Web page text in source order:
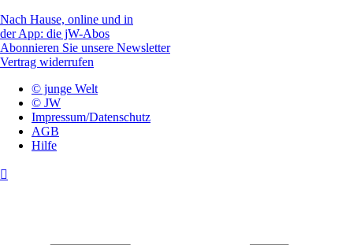
Nach Hause, online und in
der App: die jW-Abos
Abonnieren Sie unsere Newsletter
Vertrag widerrufen
© junge Welt
© JW
Impressum/Datenschutz
AGB
Hilfe